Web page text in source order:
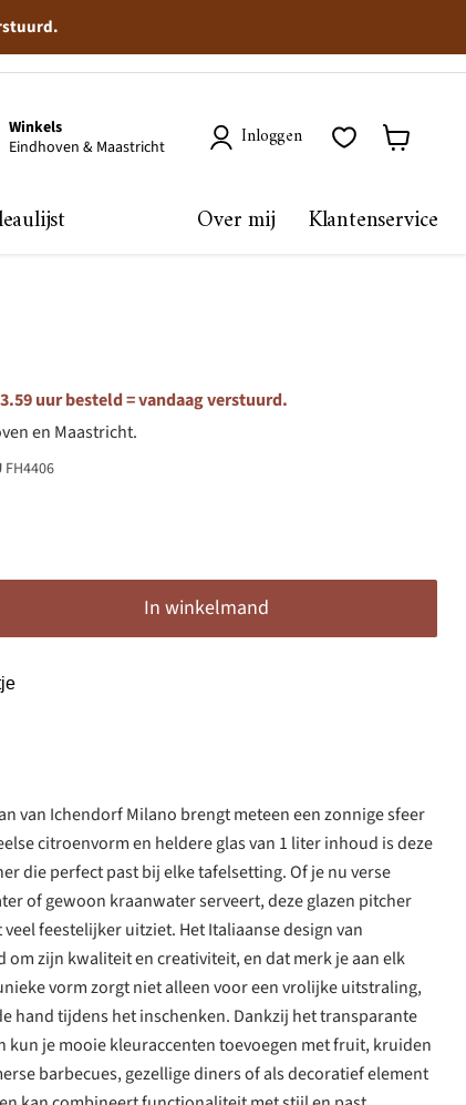
Winkels
Eindhoven & Maastricht
Inloggen
Over mij Klantenservice
uur besteld = vandaag verstuurd.
en Maastricht.
FH4406
In winkelmand
van Ichendorf Milano brengt meteen een zonnige sfeer
citroenvorm en heldere glas van 1 liter inhoud is deze
die perfect past bij elke tafelsetting. Of je nu verse
of gewoon kraanwater serveert, deze glazen pitcher
feestelijker uitziet. Het Italiaanse design van
om zijn kwaliteit en creativiteit, en dat merk je aan elk
vorm zorgt niet alleen voor een vrolijke uitstraling,
hand tijdens het inschenken. Dankzij het transparante
kun je mooie kleuraccenten toevoegen met fruit, kruiden
barbecues, gezellige diners of als decoratief element